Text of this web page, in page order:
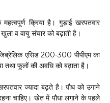
क्रिया है। गुड़ाई खरपतवार
व वायु संचार को बढ़ाती है।
एसिड 200-300 पीपीएम का
फूलों की अवधि को बढ़ाता है।
ज्यादा बढ़ते है। पौध को उगाने
चाहिए। खेत में पौधा लगाने के पहले